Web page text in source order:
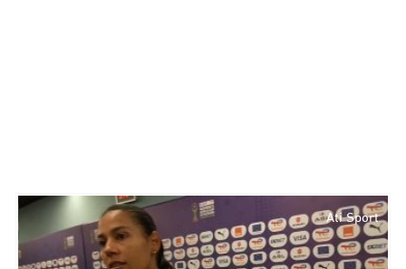
Ati Sport